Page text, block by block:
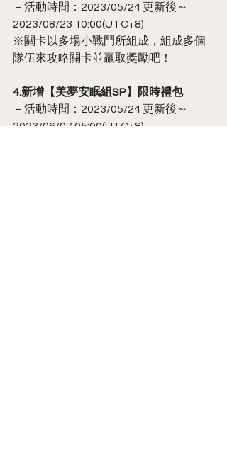
－活動時間：2023/05/24 更新後～
2023/08/23 10:00(UTC+8)
※關卡以多場小戰鬥所組成，組成多個
隊伍來攻略關卡並贏取獎勵吧！
4.新增【美夢安眠組SP】限時禮包
－活動時間：2023/05/24 更新後～
2023/06/07 05:00(UTC+8)